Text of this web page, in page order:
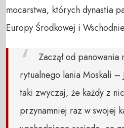
mocarstwa, których dynastia
Europy Środkowej i
Zaczął od
rytualnego lania Moskali
taki zwyczaj, że każdy z
przynamniej raz w swojej